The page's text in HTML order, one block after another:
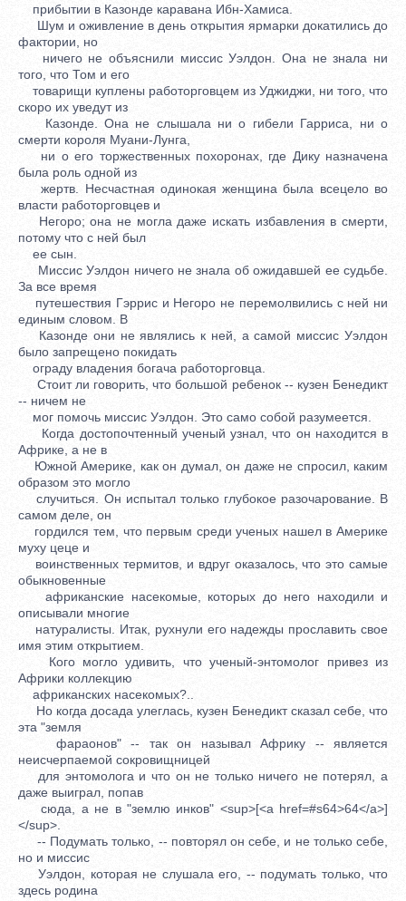
прибытии в Казонде каравана Ибн-Хамиса.
Шум и оживление в день открытия ярмарки докатились до
фактории, но
ничего не объяснили миссис Уэлдон. Она не знала ни
того, что Том и его
товарищи куплены работорговцем из Уджиджи, ни того, что
скоро их уведут из
Казонде. Она не слышала ни о гибели Гарриса, ни о
смерти короля Муани-Лунга,
ни о его торжественных похоронах, где Дику назначена
была роль одной из
жертв. Несчастная одинокая женщина была всецело во
власти работорговцев и
Негоро; она не могла даже искать избавления в смерти,
потому что с ней был
ее сын.
Миссис Уэлдон ничего не знала об ожидавшей ее судьбе.
За все время
путешествия Гэррис и Негоро не перемолвились с ней ни
единым словом. В
Казонде они не являлись к ней, а самой миссис Уэлдон
было запрещено покидать
ограду владения богача работорговца.
Стоит ли говорить, что большой ребенок -- кузен Бенедикт
-- ничем не
мог помочь миссис Уэлдон. Это само собой разумеется.
Когда достопочтенный ученый узнал, что он находится в
Африке, а не в
Южной Америке, как он думал, он даже не спросил, каким
образом это могло
случиться. Он испытал только глубокое разочарование. В
самом деле, он
гордился тем, что первым среди ученых нашел в Америке
муху цеце и
воинственных термитов, и вдруг оказалось, что это самые
обыкновенные
африканские насекомые, которых до него находили и
описывали многие
натуралисты. Итак, рухнули его надежды прославить свое
имя этим открытием.
Кого могло удивить, что ученый-энтомолог привез из
Африки коллекцию
африканских насекомых?..
Но когда досада улеглась, кузен Бенедикт сказал себе, что
эта "земля
фараонов" -- так он называл Африку -- является
неисчерпаемой сокровищницей
для энтомолога и что он не только ничего не потерял, а
даже выиграл, попав
сюда, а не в "землю инков" <sup>[<a href=#s64>64</a>]
</sup>.
-- Подумать только, -- повторял он себе, и не только себе,
но и миссис
Уэлдон, которая не слушала его, -- подумать только, что
здесь родина